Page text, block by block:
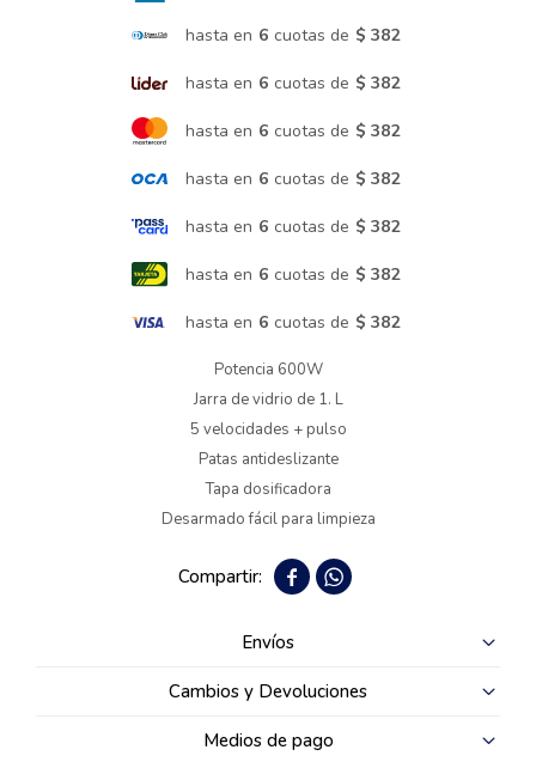
hasta en 6 cuotas de $ 382
hasta en 6 cuotas de $ 382
hasta en 6 cuotas de $ 382
hasta en 6 cuotas de $ 382
hasta en 6 cuotas de $ 382
hasta en 6 cuotas de $ 382
hasta en 6 cuotas de $ 382
Potencia 600W
Jarra de vidrio de 1. L
5 velocidades + pulso
Patas antideslizante
Tapa dosificadora
Desarmado fácil para limpieza
 
Envíos
Cambios y Devoluciones
Medios de pago
Muebles de exterior
Lavado y secado
Bicicletas y más